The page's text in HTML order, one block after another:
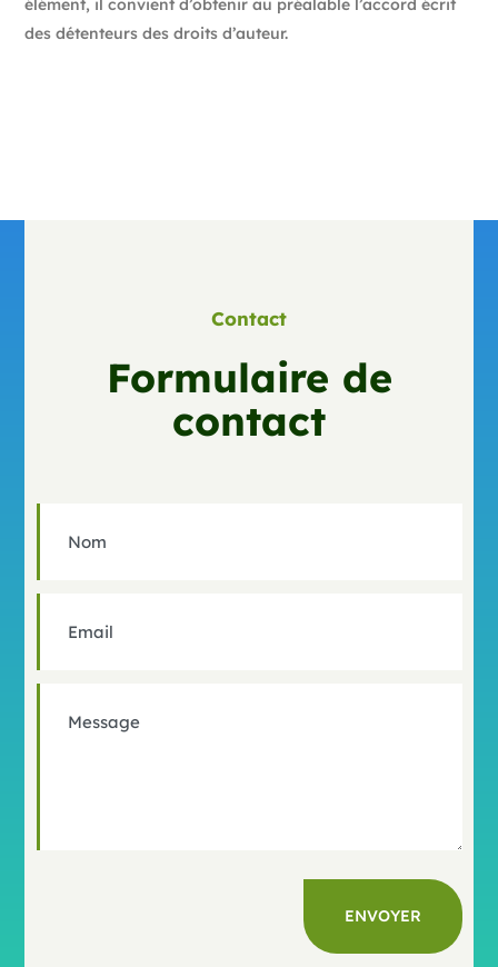
élément, il convient d’obtenir au préalable l’accord écrit
des détenteurs des droits d’auteur.
Contact
Formulaire de
contact
ENVOYER